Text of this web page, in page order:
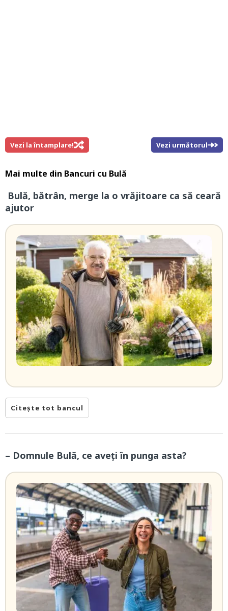
Vezi la întamplare! Vezi următorul
Mai multe din Bancuri cu Bulă
Bulă, bătrân, merge la o vrăjitoare ca să ceară
ajutor
Citește tot bancul
– Domnule Bulă, ce aveți în punga asta?